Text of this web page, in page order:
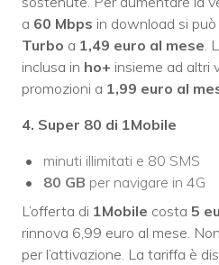
a 60 Mbps in download si può
Turbo a 1,49 euro al mese.
inclusa in ho+ insieme ad altri
promozioni a 1,99 euro al
4. Super 80 di 1Mobile
minuti illimitati e 80 SMS
80 GB per navigare in 4G
L’offerta di 1Mobile costa 5
rinnova 6,99 euro al mese.
per l’attivazione. La tariffa è